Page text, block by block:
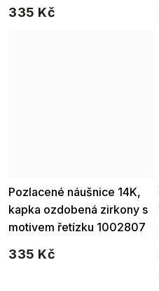
335 Kč
Pozlacené náušnice 14K,
kapka ozdobená zirkony s
motivem řetízku 1002807
335 Kč